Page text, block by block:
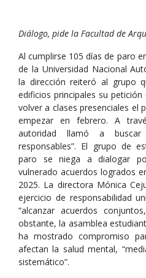
Diálogo, pide la Facultad de
Al cumplirse 105 días de paro
de la Universidad Nacional
la dirección reiteró al grupo
edificios principales su
volver a clases presenciales el
empezar en febrero. A
autoridad llamó a buscar
responsables”. El grupo de
paro se niega a dialogar
vulnerado acuerdos logrados
2025. La directora Mónica
ejercicio de responsabilidad
“alcanzar acuerdos
obstante, la asamblea
ha mostrado compromiso
afectan la salud mental,
sistemático”.